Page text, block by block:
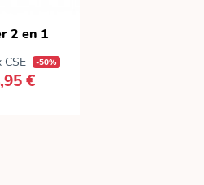
2 en 1
CSE -50%
€